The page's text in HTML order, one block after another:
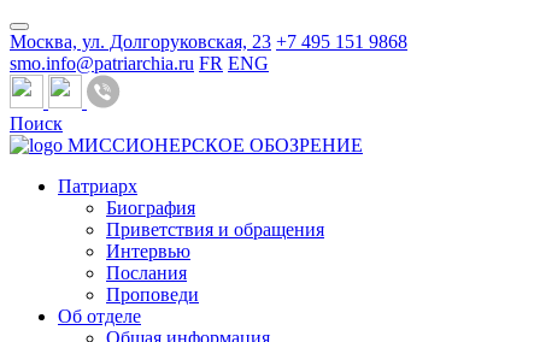
Москва, ул. Долгоруковская, 23 +7 495 151 9868
smo.info@patriarchia.ru FR ENG
Поиск
МИССИОНЕРСКОЕ ОБОЗРЕНИЕ
Патриарх
Биография
Приветствия и обращения
Интервью
Послания
Проповеди
Об отделе
Общая информация